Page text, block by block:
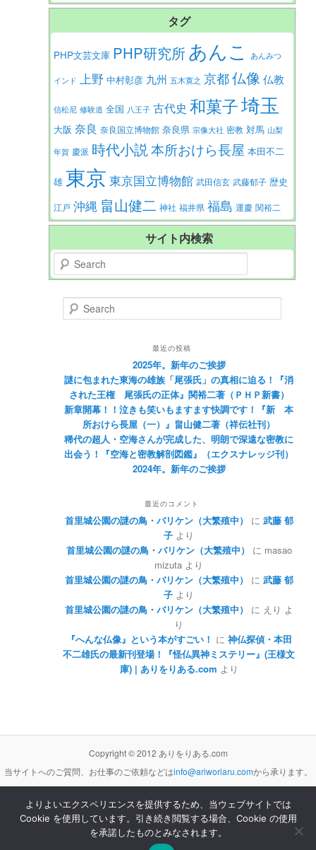
タグ
PHP文芸文庫 PHP研究所あんこ あんみつ
インド 上野 中村彰彦 九州 五木寛之 京都仏像 仏教
信松尼 修験道 全国 八王子 古代史 和菓子埼玉
大阪 奈良 奈良国立博物館 奈良県 宗像大社 密教 対馬 山梨
年賀 慶派 時代小説本所おけら長屋 本田不二
雄 東京 東京国立博物館 武田信玄 武藤郁子 歴史
江戸 沖縄 畠山健二 神社 福井県 福島 運慶 関裕二
サイト内検索
Search
Search
最近の投稿
2025年。新年のご挨拶
謎に包まれた東海の雄族「尾張氏」の真相に迫る！『消
された王権 尾張氏の正体』関裕二著（ＰＨＰ新書）
新章開幕！！泣きも笑いもますます快調です！『新 本
所おけら長屋（一）』畠山健二著（祥伝社刊）
稀代の超人・空海さんが完成した、明朗で深遠な密教に
出会う！『空海と密教解剖図鑑』（エクスナレッジ刊）
2024年。新年のご挨拶
最近のコメント
首里城公園の謎の鳥・バリケン（大繁殖中） に 武藤 郁
子 より
首里城公園の謎の鳥・バリケン（大繁殖中）
に masao
mizuta より
首里城公園の謎の鳥・バリケン（大繁殖中）
に 武藤 郁
子 より
首里城公園の謎の鳥・バリケン（大繁殖中）
に えり よ
り
『へんな仏像』という本がすごい！ に 神仏探偵・本田
不二雄氏の最新刊登場！『怪仏異神ミステリー』(王様文
庫) | ありをりある.com より
Copyright © 2012 ありをりある.com
当サイトへのご質問、お仕事のご依頼などはinfo@ariworiaru.comから承ります。
本サイトの記事・内容は クリエイティブ・コモンズ 表示 - 非営利 - 改変禁止 3.0 非移植 ライセンス
の下に提供します。
Proudly powered by WordPress
よりよいエクスペリエンスを提供するため、当ウェブサイトでは
Cookie を使用しています。引き続き閲覧する場合、Cookie の使用
を承諾したものとみなされます。